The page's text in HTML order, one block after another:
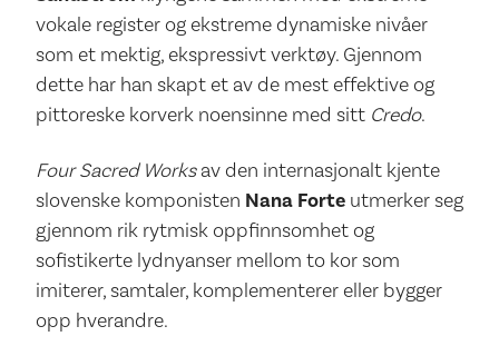
vokale register og ekstreme dynamiske nivåer
som et mektig, ekspressivt verktøy. Gjennom
dette har han skapt et av de mest effektive og
pittoreske korverk noensinne med sitt Credo.
Four Sacred Worksav den internasjonalt kjente
slovenske komponisten Nana Forte utmerker seg
gjennom rik rytmisk oppfinnsomhet og
sofistikerte lydnyanser mellom to kor som
imiterer, samtaler, komplementerer eller bygger
opp hverandre.